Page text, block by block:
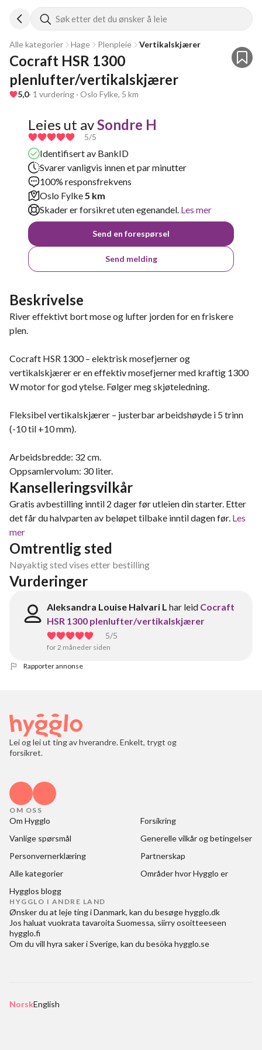
Søk etter det du ønsker å leie
Alle kategorier Hage Plenpleie Vertikalskjærer
Cocraft HSR 1300
plenlufter/vertikalskjærer
5,0· 1 vurdering · Oslo Fylke, 5 km
Leies ut avSondre H
5/5
Identifisert av BankID
Svarer vanligvis innen et par minutter
100% responsfrekvens
Oslo Fylke5 km
Skader er forsikret uten egenandel. Les mer
Send en forespørsel
Send melding
Beskrivelse
River effektivt bort mose og lufter jorden for en friskere
plen.
Cocraft HSR 1300 – elektrisk mosefjerner og
vertikalskjærer er en effektiv mosefjerner med kraftig 1300
W motor for god ytelse. Følger meg skjøteledning.
Fleksibel vertikalskjærer – justerbar arbeidshøyde i 5 trinn
(-10 til +10 mm).
Arbeidsbredde: 32 cm.
Oppsamlervolum: 30 liter.
Kanselleringsvilkår
Gratis avbestilling inntil 2 dager før utleien din starter. Etter
det får du halvparten av beløpet tilbake inntil dagen før. Les
mer
Omtrentlig sted
Nøyaktig sted vises etter bestilling
Vurderinger
Aleksandra Louise Halvari L har leid Cocraft
HSR 1300 plenlufter/vertikalskjærer
5/5
for 2 måneder siden
Rapporter annonse
Lei og lei ut ting av hverandre. Enkelt, trygt og
forsikret.
OM OSS
Om Hygglo
Forsikring
Vanlige spørsmål
Generelle vilkår og betingelser
Personvernerklæring
Partnerskap
Alle kategorier
Områder hvor Hygglo er
Hygglos blogg
HYGGLO I ANDRE LAND
Ønsker du at leje ting i Danmark, kan du besøgehygglo.dk
Jos haluat vuokrata tavaroita Suomessa, siirry osoitteeseen
hygglo.fi
Om du vill hyra saker i Sverige, kan du besöka hygglo.se
NorskEnglish